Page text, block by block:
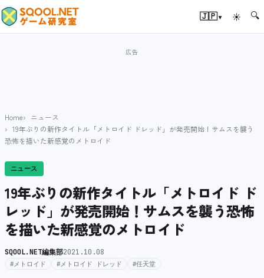
🇯🇵▾ ☀ 🔍
Home
ニュース
19年ぶりの新作タイトル「メトロイド ドレッド」が発売開始！サムスを襲う
恐怖を描いた新感覚のメトロイド
ニュース
19年ぶりの新作タイトル「メトロイド ド
レッド」が発売開始！サムスを襲う恐怖
を描いた新感覚のメトロイド
SQOOL.NET編集部2021.10.08
#メトロイド #メトロイド ドレッド #任天堂